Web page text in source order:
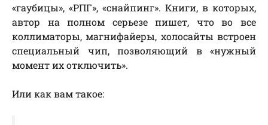
«гаубицы», «РПГ», «снайпинг». Книги, в которых,
автор на полном серьезе пишет, что вo вce
коллиматоры, магнифайеры, холосайты встроен
специальный чип, позволяющий в «нужный
момент иx отключить».
Или как вам такое: